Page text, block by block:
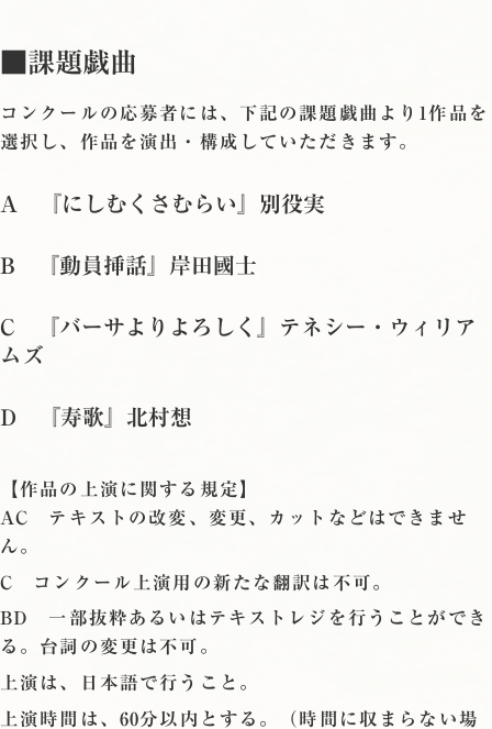
■課題戯曲
コンクールの応募者には、下記の課題戯曲より1作品を
選択し、作品を演出・構成していただきます。
A 『にしむくさむらい』別役実
B 『動員挿話』岸田國士
C 『バーサよりよろしく』テネシー・ウィリア
ムズ
D 『寿歌』北村想
【作品の上演に関する規定】
AC テキストの改変、変更、カットなどはできませ
ん。
C コンクール上演用の新たな翻訳は不可。
BD 一部抜粋あるいはテキストレジを行うことができ
る。台詞の変更は不可。
上演は、日本語で行うこと。
上演時間は、60分以内とする。（時間に収まらない場